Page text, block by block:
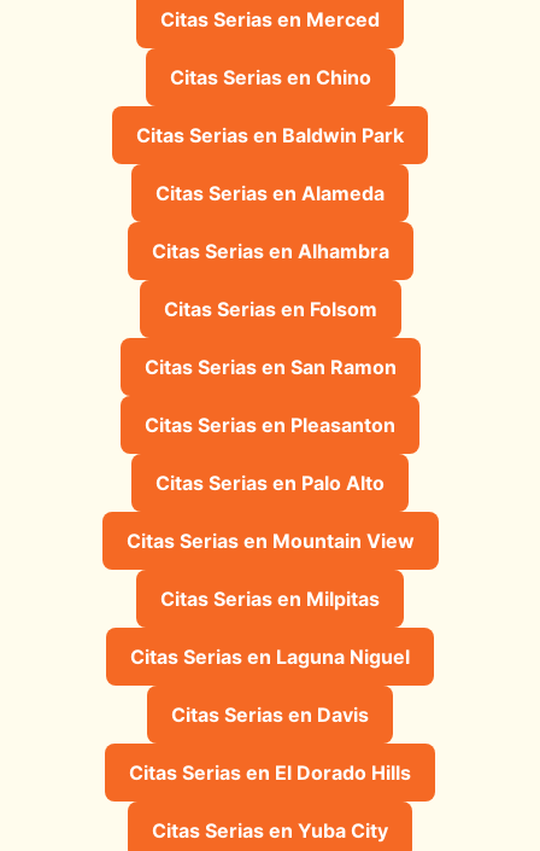
Citas Serias en Merced
Citas Serias en Chino
Citas Serias en Baldwin Park
Citas Serias en Alameda
Citas Serias en Alhambra
Citas Serias en Folsom
Citas Serias en San Ramon
Citas Serias en Pleasanton
Citas Serias en Palo Alto
Citas Serias en Mountain View
Citas Serias en Milpitas
Citas Serias en Laguna Niguel
Citas Serias en Davis
Citas Serias en El Dorado Hills
Citas Serias en Yuba City